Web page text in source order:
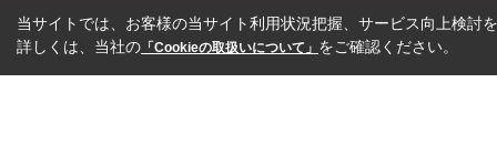
当サイトでは、お客様の当サイト利用状況把握、サービス向上検討
詳しくは、当社の 「Cookieの取扱いについて」 をご確認ください。